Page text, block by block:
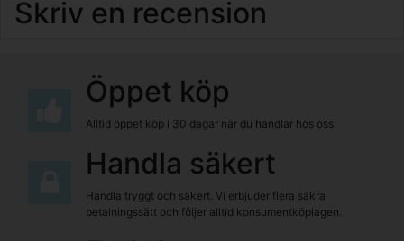
Skriv en recension
Öppet köp
Alltid öppet köp i 30 dagar när du handlar hos oss
Handla säkert
Handla tryggt och säkert. Vi erbjuder flera säkra
betalningssätt och följer alltid konsumentköplagen.